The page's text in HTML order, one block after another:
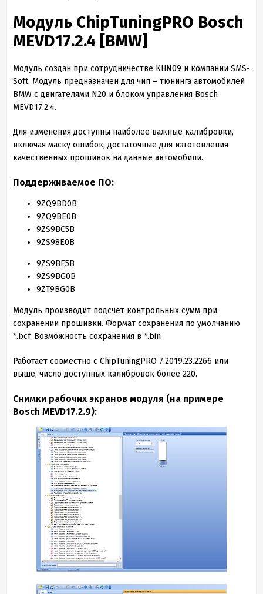
Модуль ChipTuningPRO Bosch
MEVD17.2.4 [BMW]
Модуль создан при сотрудничестве KHN09 и компании SMS-
Soft. Модуль предназначен для чип – тюнинга автомобилей
BMW с двигателями N20 и блоком управления Bosch
MEVD17.2.4.
Для изменения доступны наиболее важные калибровки,
включая маску ошибок, достаточные для изготовления
качественных прошивок на данные автомобили.
Поддерживаемое ПО:
9ZQ9BD0B
9ZQ9BE0B
9ZS9BC5B
9ZS98E0B
9ZS9BE5B
9ZS9BG0B
9ZT9BG0B
Модуль производит подсчет контрольных сумм при
сохранении прошивки. Формат сохранения по умолчанию
*.bcf. Возможность сохранения в *.bin
Работает совместно с ChipTuningPRO 7.2019.23.2266 или
выше, число доступных калибровок более 220.
Cнимки рабочих экранов модуля (на примере
Bosch MEVD17.2.9):